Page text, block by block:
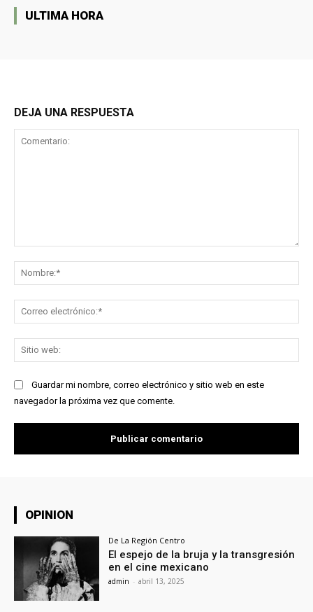
ULTIMA HORA
DEJA UNA RESPUESTA
Guardar mi nombre, correo electrónico y sitio web en este
navegador la próxima vez que comente.
OPINION
De La Región Centro
El espejo de la bruja y la transgresión
en el cine mexicano
admin - abril 13, 2025